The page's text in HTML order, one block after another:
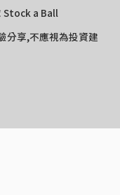
Stock a Ball
分享,不應視為投資建